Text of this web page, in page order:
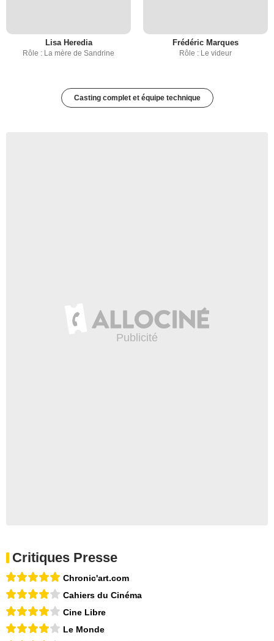
Lisa Heredia
Rôle : La mère de Sandrine
Frédéric Marques
Rôle : Le videur
Casting complet et équipe technique
Critiques Presse
Chronic'art.com
Cahiers du Cinéma
Cine Libre
Le Monde